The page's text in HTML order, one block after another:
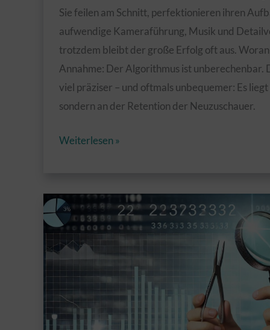
Sie feilen am Schnitt, perfektionieren ihren
aufwendige Kameraführung, Musik und
trotzdem bleibt der große Erfolg oft aus.
Annahme: Der Algorithmus ist unberechenbar.
viel präziser – und oftmals unbequemer: Es
sondern an der Retention der Neuzuschauer.
Der
für
YouTube-
Erfolg:
Warum
Retention
der
Weiterlesen »